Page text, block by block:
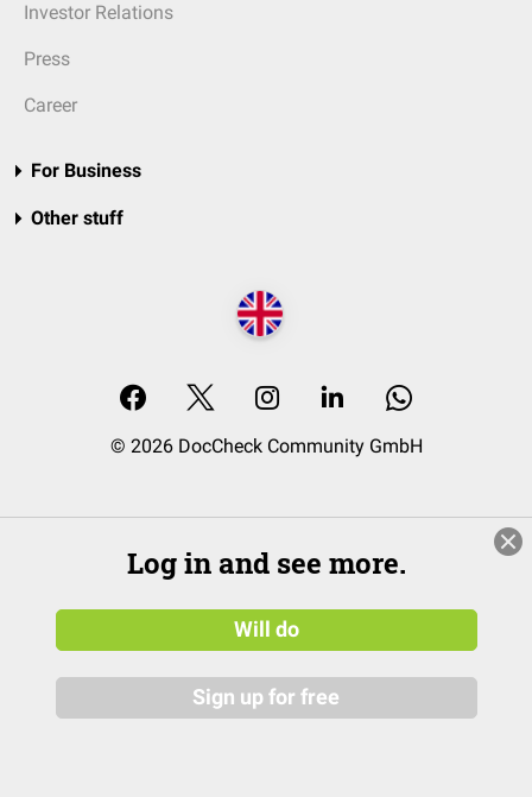
Investor Relations
Press
Career
For Business
Other stuff
© 2026 DocCheck Community GmbH
Log in and see more.
Will do
Sign up for free